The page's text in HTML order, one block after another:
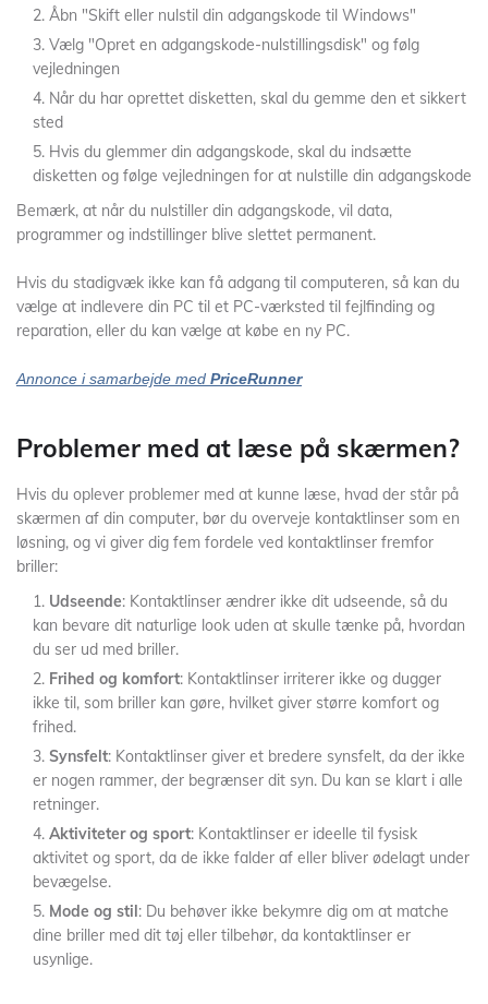
Åbn "Skift eller nulstil din adgangskode til Windows"
Vælg "Opret en adgangskode-nulstillingsdisk" og følg
vejledningen
Når du har oprettet disketten, skal du gemme den et sikkert
sted
Hvis du glemmer din adgangskode, skal du indsætte
disketten og følge vejledningen for at nulstille din adgangskode
Bemærk, at når du nulstiller din adgangskode, vil data,
programmer og indstillinger blive slettet permanent.
Hvis du stadigvæk ikke kan få adgang til computeren, så kan du
vælge at indlevere din PC til et PC-værksted til fejlfinding og
reparation, eller du kan vælge at købe en ny PC.
Annonce i samarbejde med PriceRunner
Problemer med at læse på skærmen?
Hvis du oplever problemer med at kunne læse, hvad der står på
skærmen af din computer, bør du overveje kontaktlinser som en
løsning, og vi giver dig fem fordele ved kontaktlinser fremfor
briller:
Udseende: Kontaktlinser ændrer ikke dit udseende, så du
kan bevare dit naturlige look uden at skulle tænke på, hvordan
du ser ud med briller.
Frihed og komfort: Kontaktlinser irriterer ikke og dugger
ikke til, som briller kan gøre, hvilket giver større komfort og
frihed.
Synsfelt: Kontaktlinser giver et bredere synsfelt, da der ikke
er nogen rammer, der begrænser dit syn. Du kan se klart i alle
retninger.
Aktiviteter og sport: Kontaktlinser er ideelle til fysisk
aktivitet og sport, da de ikke falder af eller bliver ødelagt under
bevægelse.
Mode og stil: Du behøver ikke bekymre dig om at matche
dine briller med dit tøj eller tilbehør, da kontaktlinser er
usynlige.